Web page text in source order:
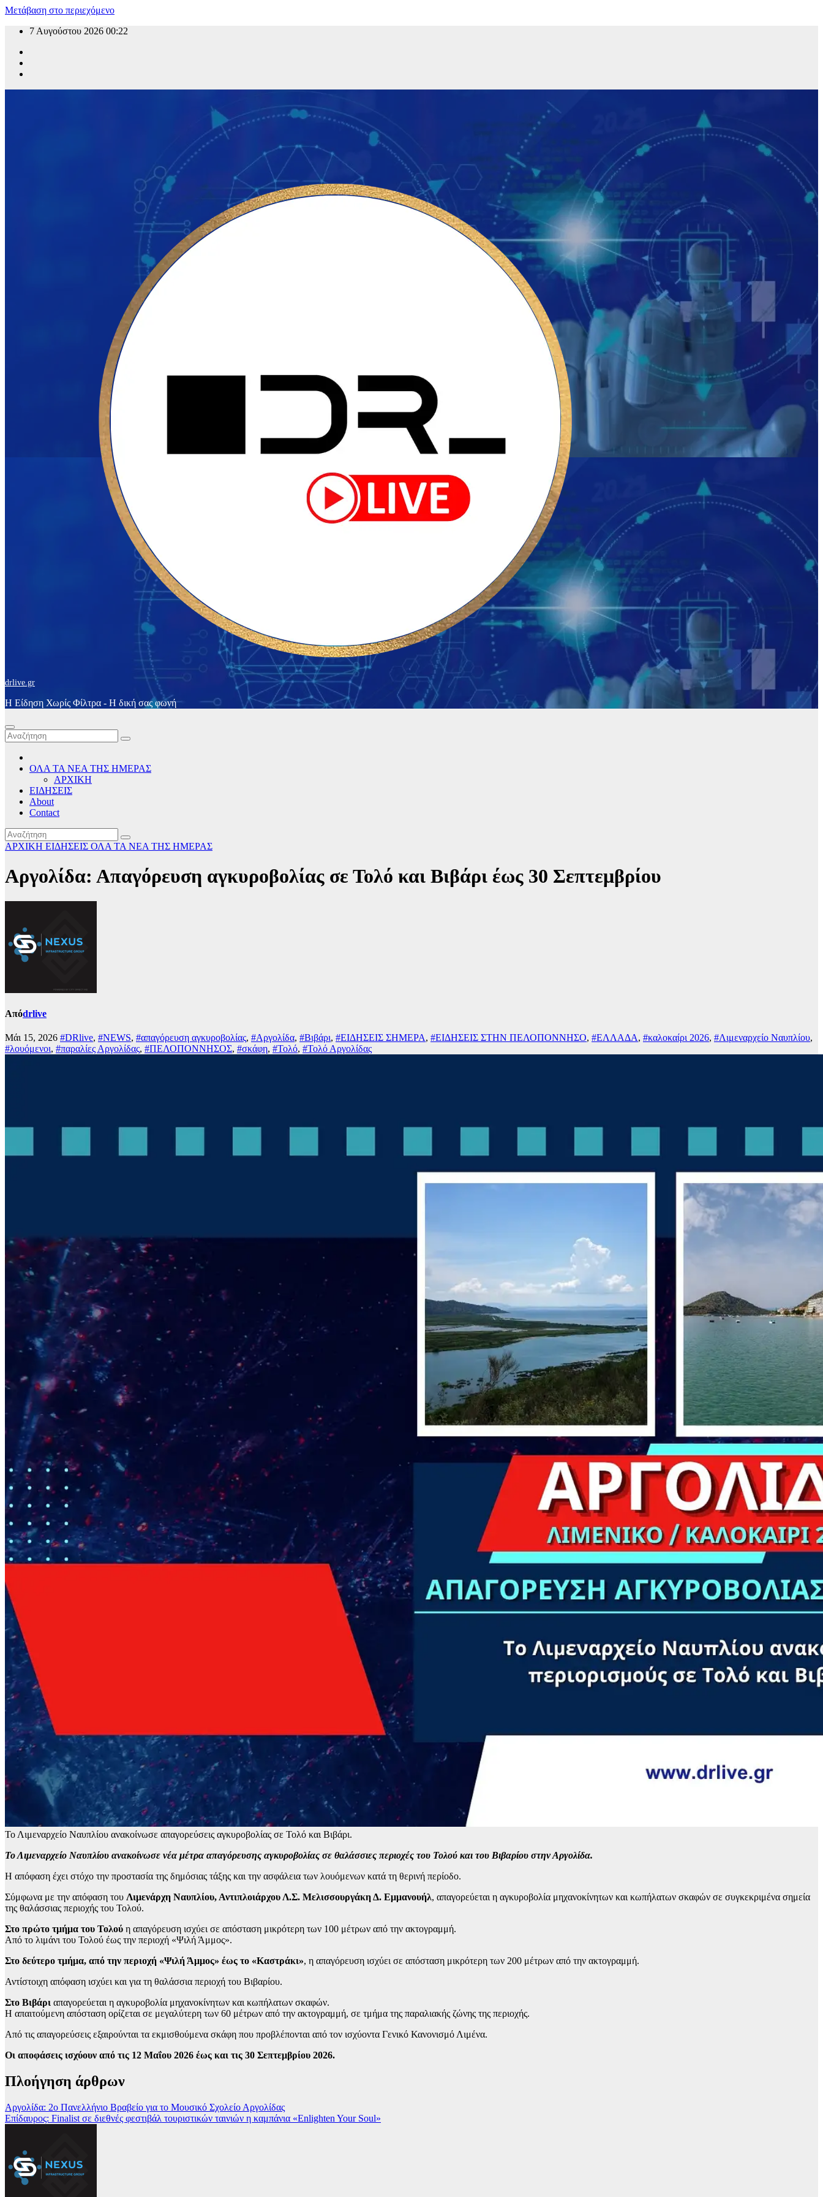
Μετάβαση στο περιεχόμενο
7 Αυγούστου 2026 00:22
drlive.gr
Η Είδηση Χωρίς Φίλτρα - H δική σας φωνή
ΟΛΑ ΤΑ ΝΕΑ ΤΗΣ ΗΜΕΡΑΣ
ΑΡΧΙΚΗ
ΕΙΔΗΣΕΙΣ
About
Contact
ΑΡΧΙΚΗ ΕΙΔΗΣΕΙΣ ΟΛΑ ΤΑ ΝΕΑ ΤΗΣ ΗΜΕΡΑΣ
Αργολίδα: Απαγόρευση αγκυροβολίας σε Τολό και Βιβάρι έως 30 Σεπτεμβρίου
Απόdrlive
Μάι 15, 2026 #DRlive, #NEWS, #απαγόρευση αγκυροβολίας, #Αργολίδα, #Βιβάρι, #ΕΙΔΗΣΕΙΣ ΣΗΜΕΡΑ, #ΕΙΔΗΣΕΙΣ ΣΤΗΝ ΠΕΛΟΠΟΝΝΗΣΟ, #ΕΛΛΑΔΑ, #καλοκαίρι 2026, #Λιμεναρχείο Ναυπλίου,
#λουόμενοι, #παραλίες Αργολίδας, #ΠΕΛΟΠΟΝΝΗΣΟΣ, #σκάφη, #Τολό, #Τολό Αργολίδας
Το Λιμεναρχείο Ναυπλίου ανακοίνωσε απαγορεύσεις αγκυροβολίας σε Τολό και Βιβάρι.
Το Λιμεναρχείο Ναυπλίου ανακοίνωσε νέα μέτρα απαγόρευσης αγκυροβολίας σε θαλάσσιες περιοχές του Τολού και του Βιβαρίου στην Αργολίδα.
Η απόφαση έχει στόχο την προστασία της δημόσιας τάξης και την ασφάλεια των λουόμενων κατά τη θερινή περίοδο.
Σύμφωνα με την απόφαση του Λιμενάρχη Ναυπλίου, Αντιπλοιάρχου Λ.Σ. Μελισσουργάκη Δ. Εμμανουήλ, απαγορεύεται η αγκυροβολία μηχανοκίνητων και κωπήλατων σκαφών σε συγκεκριμένα σημεία
της θαλάσσιας περιοχής του Τολού.
Στο πρώτο τμήμα του Τολού η απαγόρευση ισχύει σε απόσταση μικρότερη των 100 μέτρων από την ακτογραμμή.
Από το λιμάνι του Τολού έως την περιοχή «Ψιλή Άμμος».
Στο δεύτερο τμήμα, από την περιοχή «Ψιλή Άμμος» έως το «Καστράκι», η απαγόρευση ισχύει σε απόσταση μικρότερη των 200 μέτρων από την ακτογραμμή.
Αντίστοιχη απόφαση ισχύει και για τη θαλάσσια περιοχή του Βιβαρίου.
Στο Βιβάρι απαγορεύεται η αγκυροβολία μηχανοκίνητων και κωπήλατων σκαφών.
Η απαιτούμενη απόσταση ορίζεται σε μεγαλύτερη των 60 μέτρων από την ακτογραμμή, σε τμήμα της παραλιακής ζώνης της περιοχής.
Από τις απαγορεύσεις εξαιρούνται τα εκμισθούμενα σκάφη που προβλέπονται από τον ισχύοντα Γενικό Κανονισμό Λιμένα.
Οι αποφάσεις ισχύουν από τις 12 Μαΐου 2026 έως και τις 30 Σεπτεμβρίου 2026.
Πλοήγηση άρθρων
Αργολίδα: 2ο Πανελλήνιο Βραβείο για το Μουσικό Σχολείο Αργολίδας
Επίδαυρος: Finalist σε διεθνές φεστιβάλ τουριστικών ταινιών η καμπάνια «Enlighten Your Soul»